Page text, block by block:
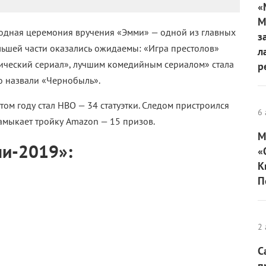
церемония вручения «Эмми» — одной из главных
части оказались ожидаемы: «Игра престолов»
сериал», лучшим комедийным сериалом» стала
назвали «Чернобыль».
году стал НВО — 34 статуэтки. Следом пристроился
тройку Amazon — 15 призов.
2019»:
6
2